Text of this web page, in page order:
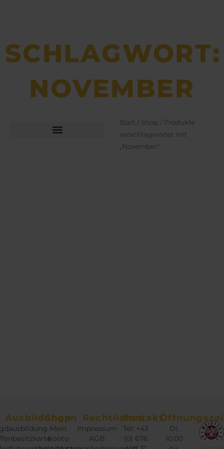
SCHLAGWORT:
NOVEMBER
Start / Shop / Produkte
verschlagwortet mit
„November“
Ausbildungen
Shop
Mein
Konto
Rechtliches
Impressum
AGB
Kontakt
Tel: +43
(0) 676
Di.
10:00